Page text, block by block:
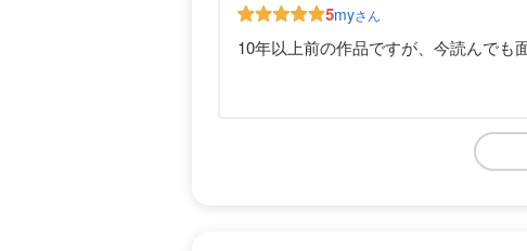
5myさん
10年以上前の作品ですが、今読んでも